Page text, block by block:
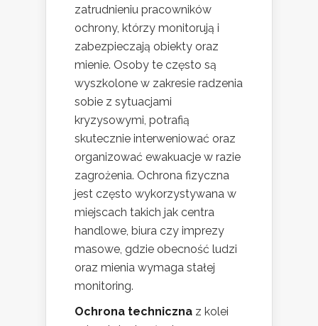
zatrudnieniu pracowników
ochrony, którzy monitorują i
zabezpieczają obiekty oraz
mienie. Osoby te często są
wyszkolone w zakresie radzenia
sobie z sytuacjami
kryzysowymi, potrafią
skutecznie interweniować oraz
organizować ewakuacje w razie
zagrożenia. Ochrona fizyczna
jest często wykorzystywana w
miejscach takich jak centra
handlowe, biura czy imprezy
masowe, gdzie obecność ludzi
oraz mienia wymaga stałej
monitoring.
Ochrona techniczna z kolei